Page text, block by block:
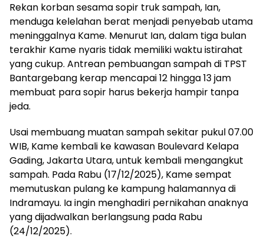
Rekan korban sesama sopir truk sampah, Ian,
menduga kelelahan berat menjadi penyebab utama
meninggalnya Kame. Menurut Ian, dalam tiga bulan
terakhir Kame nyaris tidak memiliki waktu istirahat
yang cukup. Antrean pembuangan sampah di TPST
Bantargebang kerap mencapai 12 hingga 13 jam
membuat para sopir harus bekerja hampir tanpa
jeda.
Usai membuang muatan sampah sekitar pukul 07.00
WIB, Kame kembali ke kawasan Boulevard Kelapa
Gading, Jakarta Utara, untuk kembali mengangkut
sampah. Pada Rabu (17/12/2025), Kame sempat
memutuskan pulang ke kampung halamannya di
Indramayu. Ia ingin menghadiri pernikahan anaknya
yang dijadwalkan berlangsung pada Rabu
(24/12/2025).